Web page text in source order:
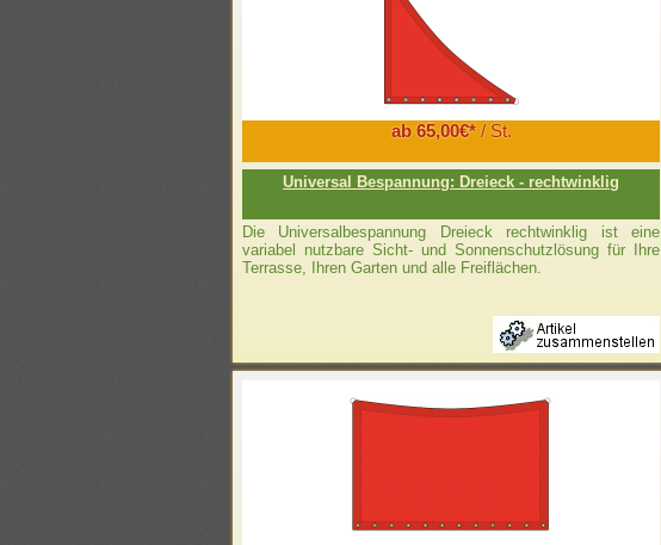
ab 65,00€*/ St.
Universal Bespannung: Dreieck - rechtwinklig
Die Universalbespannung Dreieck rechtwinklig ist eine
variabel nutzbare Sicht- und Sonnenschutzlösung für Ihre
Terrasse, Ihren Garten und alle Freiflächen.